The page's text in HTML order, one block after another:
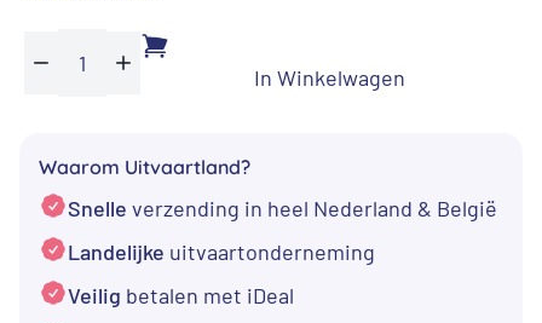
Ashanger
rose
aantal
In Winkelwagen
Waarom Uitvaartland?
Snelle verzending in heel Nederland & België
Landelijke uitvaartonderneming
Veilig betalen met iDeal